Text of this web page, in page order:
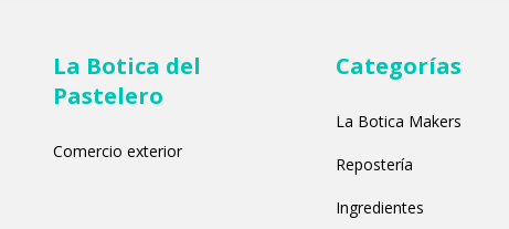
La Botica del
Pastelero
Comercio exterior
Categorías
La Botica Makers
Repostería
Ingredientes